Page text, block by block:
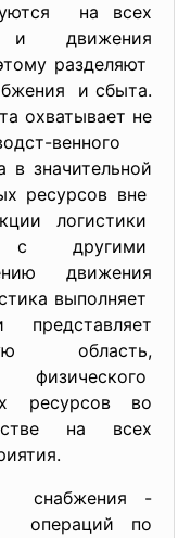
на всех
и движения
разделяют
и сбыта.
охватывает не
венного
значительной
ресурсов вне
логистики
с другими
движения
выполняет
и представляет
область,
физического
ресурсов во
на всех
снабжения -
операций по